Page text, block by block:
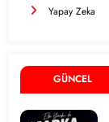
Yapay Zeka
GÜNCEL